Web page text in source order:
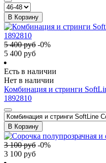
В Корзину
5 400руб -0%
5 400 руб
Есть в наличии
Нет в наличии
Комбинация и стринги
1892810
В Корзину
3 100руб -0%
3 100 руб